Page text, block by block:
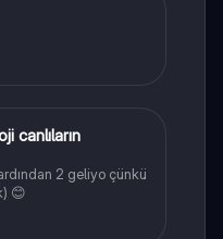
canlıların
2 geliyo çünkü
😊